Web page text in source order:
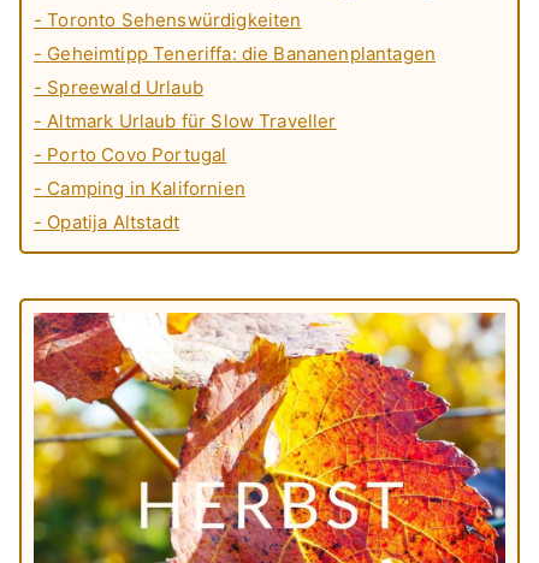
- Toronto Sehenswürdigkeiten
- Geheimtipp Teneriffa: die Bananenplantagen
- Spreewald Urlaub
- Altmark Urlaub für Slow Traveller
- Porto Covo Portugal
- Camping in Kalifornien
- Opatija Altstadt